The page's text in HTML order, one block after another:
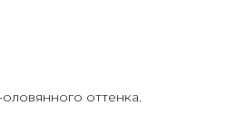
оттенка.